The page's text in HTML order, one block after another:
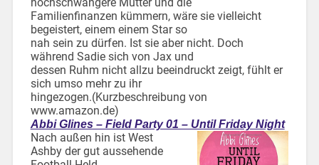
Familienfinanzen kümmern, wäre sie vielleicht
begeistert, einem einem Star so
nah sein zu dürfen. Ist sie aber nicht. Doch
während Sadie sich von Jax und
dessen Ruhm nicht allzu beeindruckt zeigt, fühlt er
sich umso mehr zu ihr
hingezogen.(Kurzbeschreibung von
www.amazon.de)
Abbi Glines – Field Party 01 – Until Friday Night
Nach außen hin ist West
Ashby der gut aussehende